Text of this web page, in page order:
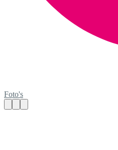
Foto's